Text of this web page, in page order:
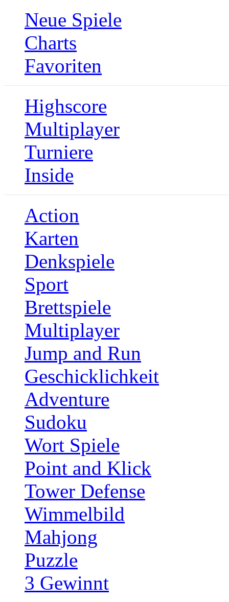
Neue Spiele
Charts
Favoriten
Highscore
Multiplayer
Turniere
Inside
Action
Karten
Denkspiele
Sport
Brettspiele
Multiplayer
Jump and Run
Geschicklichkeit
Adventure
Sudoku
Wort Spiele
Point and Klick
Tower Defense
Wimmelbild
Mahjong
Puzzle
3 Gewinnt